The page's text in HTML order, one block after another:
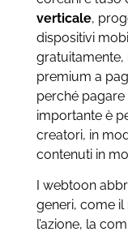
verticale,
dispositivi
premium a
perché
importante è
creatori, in
contenuti in
I webtoon
generi, come il
l’azione, la